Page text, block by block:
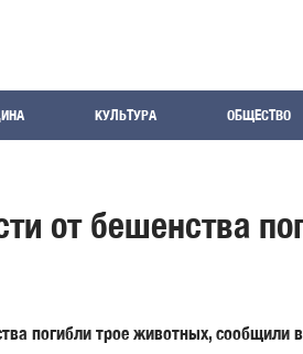
КУЛЬТУРА ОБЩЕСТВО
от бешенства
погибли трое животных, сообщили